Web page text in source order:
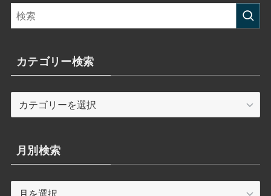
カテゴリー検索
テ
リ
ー
月別検索